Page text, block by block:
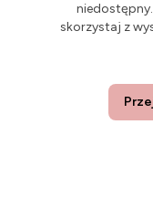
skorzystaj z